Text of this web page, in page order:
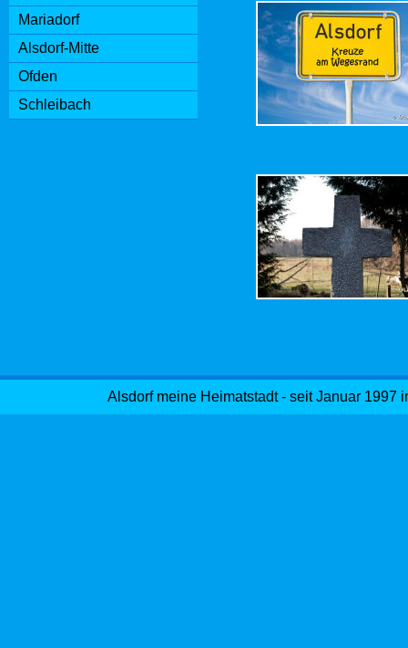
Mariadorf
Alsdorf-Mitte
Ofden
Schleibach
Alsdorf meine Heimatstadt - seit Januar 1997